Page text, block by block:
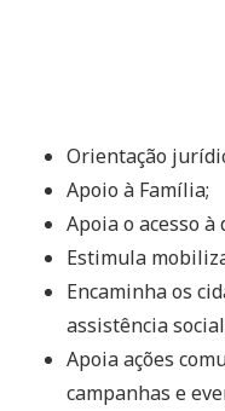
Orientação
Apoio à Família;
Apoia o acesso à
Estimula
Encaminha os
assistência
Apoia ações
campanhas e